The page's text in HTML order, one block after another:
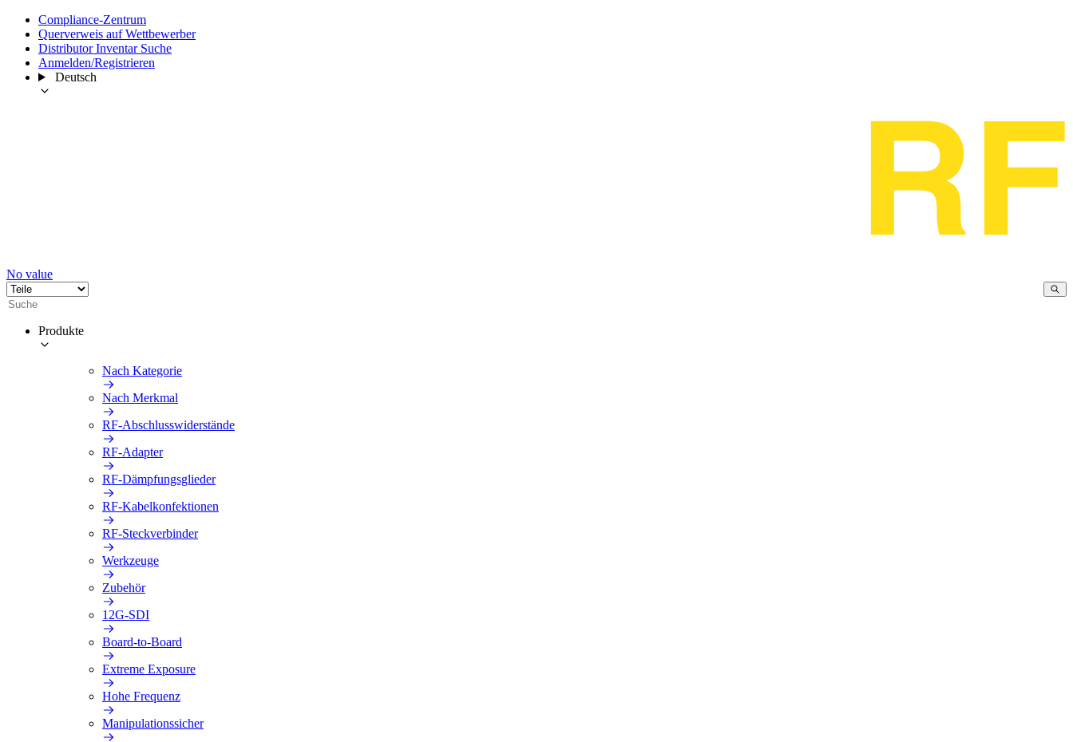
Compliance-Zentrum
Querverweis auf Wettbewerber
Distributor Inventar Suche
Anmelden/Registrieren
Deutsch
No value
Produkte
Nach Kategorie
Nach Merkmal
RF-Abschlusswiderstände
RF-Adapter
RF-Dämpfungsglieder
RF-Kabelkonfektionen
RF-Steckverbinder
Werkzeuge
Zubehör
12G-SDI
Board-to-Board
Extreme Exposure
Hohe Frequenz
Manipulationssicher